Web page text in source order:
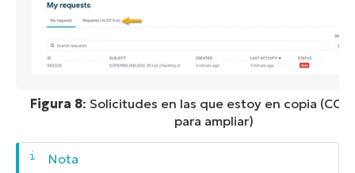
Figura 8: Solicitudes en las que estoy en copia (CC)
para ampliar)